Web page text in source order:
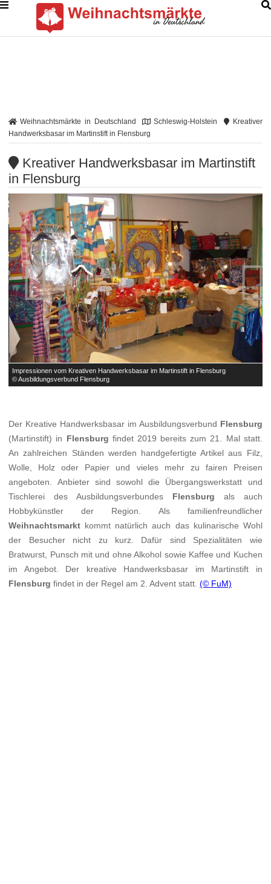
Weihnachtsmärkte in Deutschland Schleswig-Holstein
Kreativer
Handwerksbasar im Martinstift in Flensburg
Kreativer Handwerksbasar im Martinstift
in Flensburg
Impressionen vom Kreativen Handwerksbasar im Martinstift in Flensburg
© Ausbildungsverbund Flensburg
 
Der Kreative Handwerksbasar im Ausbildungsverbund Flensburg
(Martinstift) in Flensburg findet 2019 bereits zum 21. Mal statt.
An zahlreichen Ständen werden handgefertigte Artikel aus Filz,
Wolle, Holz oder Papier und vieles mehr zu fairen Preisen
angeboten. Anbieter sind sowohl die Übergangswerkstatt und
Tischlerei des Ausbildungsverbundes Flensburg als auch
Hobbykünstler der Region. Als familienfreundlicher
Weihnachtsmarkt kommt natürlich auch das kulinarische Wohl
der Besucher nicht zu kurz. Dafür sind Spezialitäten wie
Bratwurst, Punsch mit und ohne Alkohol sowie Kaffee und Kuchen
im Angebot. Der kreative Handwerksbasar im Martinstift in
Flensburg findet in der Regel am 2. Advent statt.(© FuM)